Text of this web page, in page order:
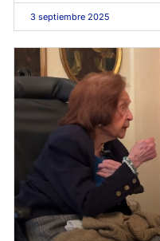
3 septiembre 2025